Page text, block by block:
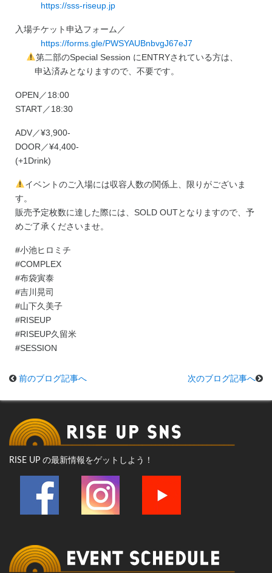
https://sss-riseup.jp
入場チケット申込フォーム／
https://forms.gle/PWSYAUBnbvgJ67eJ7
第二部のSpecial Session にENTRYされている方は、
申込済みとなりますので、不要です。
OPEN／18:00
START／18:30
ADV／¥3,900-
DOOR／¥4,400-
(+1Drink)
イベントのご入場には収容人数の関係上、限りがございま
す。
販売予定枚数に達した際には、SOLD OUTとなりますので、予
めご了承くださいませ。
#小池ヒロミチ
#COMPLEX
#布袋寅泰
#吉川晃司
#山下久美子
#RISEUP
#RISEUP久留米
#SESSION
前のブログ記事へ 次のブログ記事へ
RISE UP の最新情報をゲットしよう！